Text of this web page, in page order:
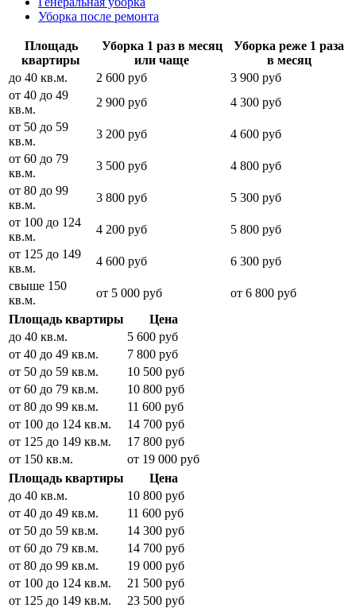
Уборка после ремонта
Площадь
квартиры
Уборка 1 раз в месяц
или чаще
Уборка реже 1 раза
в месяц
до 40 кв.м.
2 600 руб
3 900 руб
от 40 до 49
кв.м.
2 900 руб
4 300 руб
от 50 до 59
кв.м.
3 200 руб
4 600 руб
от 60 до 79
кв.м.
3 500 руб
4 800 руб
от 80 до 99
кв.м.
3 800 руб
5 300 руб
от 100 до 124
кв.м.
4 200 руб
5 800 руб
от 125 до 149
кв.м.
4 600 руб
6 300 руб
свыше 150
кв.м.
от 5 000 руб
от 6 800 руб
Площадь квартиры
Цена
до 40 кв.м.
5 600 руб
от 40 до 49 кв.м.
7 800 руб
от 50 до 59 кв.м.
10 500 руб
от 60 до 79 кв.м.
10 800 руб
от 80 до 99 кв.м.
11 600 руб
от 100 до 124 кв.м.
14 700 руб
от 125 до 149 кв.м.
17 800 руб
от 150 кв.м.
от 19 000 руб
Площадь квартиры
Цена
до 40 кв.м.
10 800 руб
от 40 до 49 кв.м.
11 600 руб
от 50 до 59 кв.м.
14 300 руб
от 60 до 79 кв.м.
14 700 руб
от 80 до 99 кв.м.
19 000 руб
от 100 до 124 кв.м.
21 500 руб
от 125 до 149 кв.м.
23 500 руб